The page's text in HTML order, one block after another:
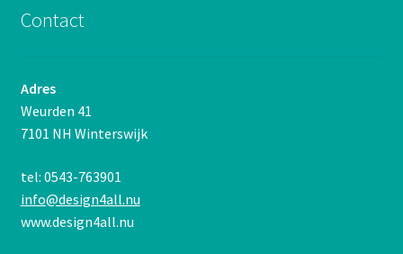
Contact
Adres
Weurden 41
7101 NH Winterswijk
tel: 0543-763901
info@design4all.nu
www.design4all.nu